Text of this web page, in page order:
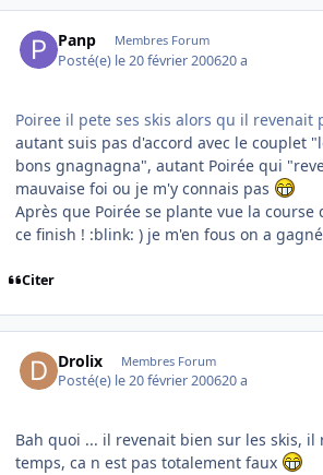
Panp Membres Forum
Posté(e) le 20 février 200620 a
Poiree il pete ses skis alors qu il revenait
autant suis pas d'accord avec le couplet
bons gnagnagna", autant Poirée qui
mauvaise foi ou je m'y connais pas
Après que Poirée se plante vue la course
ce finish ! :blink: ) je m'en fous on a
Citer
Drolix Membres Forum
Posté(e) le 20 février 200620 a
Bah quoi ... il revenait bien sur les skis,
temps, ca n est pas totalement faux